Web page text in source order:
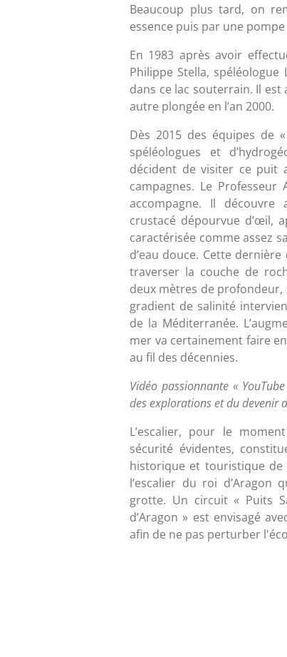
Beaucoup plus tard, on
essence puis par une
En 1983 après avoir
Philippe Stella,
dans ce lac souterrain. Il
autre plongée en l’an 2000.
Dès 2015 des équipes de
spéléologues et
décident de visiter ce puit
campagnes. Le Professeur
accompagne. Il
crustacé dépourvue d’œil,
caractérisée comme assez
d’eau douce. Cette
traverser la couche de
deux mètres de profondeur,
gradient de salinité
de la Méditerranée.
mer va certainement faire
au fil des décennies.
Vidéo passionnante «
des explorations et du devenir
L’escalier, pour le
sécurité évidentes,
historique et touristique
l’escalier du roi d’Aragon
grotte. Un circuit « Puits
d’Aragon » est envisagé
afin de ne pas perturber